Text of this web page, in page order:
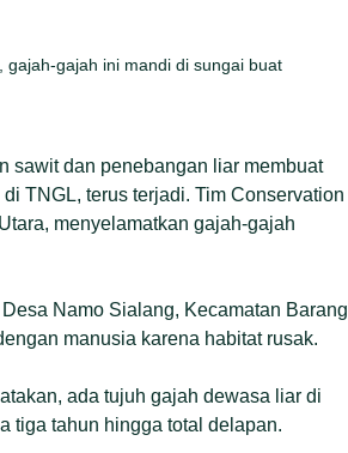
gajah ini mandi di sungai buat
sawit dan penebangan liar membuat
TNGL, terus terjadi. Tim Conservation
menyelamatkan gajah-gajah
Namo Sialang, Kecamatan Barang
manusia karena habitat rusak.
ada tujuh gajah dewasa liar di
tiga tahun hingga total delapan.